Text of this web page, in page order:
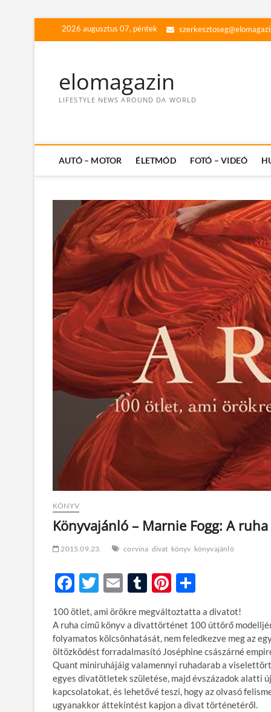
2026 augusztus 07, péntek
elomagazin
LIFESTYLE NEWS AROUND DA WORLD
AUTÓ – MOTOR ÉLETMÓD FOTÓ – VIDEÓ
KÖNYV
Könyvajánló – Marnie Fogg: A ruha
2015.09.23. corvina divat könyv könyvajánló
F
ac
e
b
o
o
k
T
w
itt
er
E
m
ail
T
m
bl
r
Pi
nt
er
es
t
za
m
e
g
100 ötlet, ami örökre megváltoztatta a divatot!
A ruha című könyv a divattörténet 100 úttörő
folyamatos kölcsönhatását, nem feledkezve meg az
öltözködést forradalmasító Joséphine császárné
Quant miniruhájáig valamennyi ruhadarab a
egyes divatötletek születése, majd évszázadok alatti
kapcsolatokat, és lehetővé teszi, hogy az olvasó
ugyanakkor áttekintést kapjon a divat történetéről.